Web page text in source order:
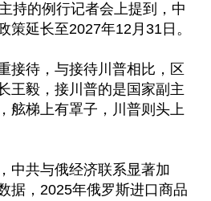
持的例行记者会上提到，中
策延长至2027年12月31日。
接待，与接待川普相比，区
王毅，接川普的是国家副主
舷梯上有罩子，川普则头上
中共与俄经济联系显著加
据，2025年俄罗斯进口商品